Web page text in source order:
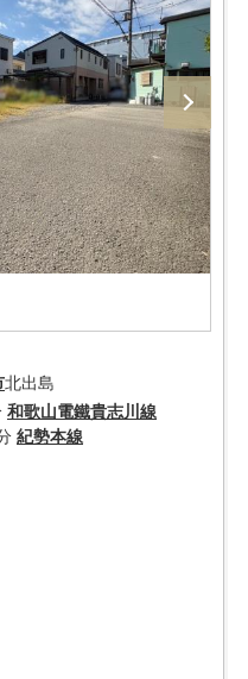
北出島
和歌山電鐵貴志川線
紀勢本線